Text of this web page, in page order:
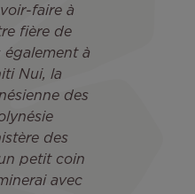
faire à
fière de
également à
Nui, la
des
des
petit coin
avec